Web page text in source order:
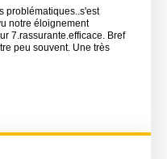
problématiques..s'est
notre éloignement
7.rassurante.efficace. Bref
souvent. Une très